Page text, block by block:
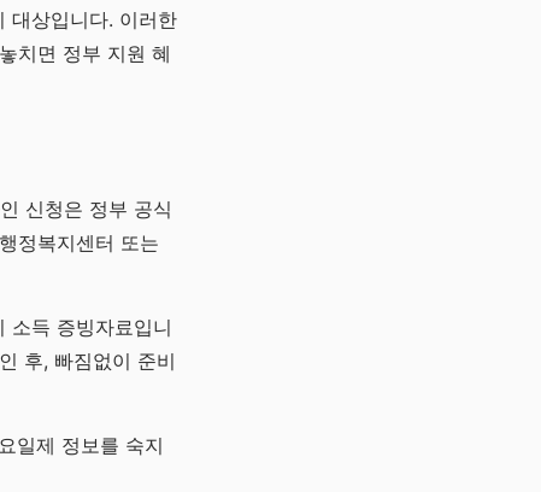
대상입니다. 이러한
치면 정부 지원 혜
신청은 정부 공식
정복지센터 또는
소득 증빙자료입니
후, 빠짐없이 준비
일제 정보를 숙지